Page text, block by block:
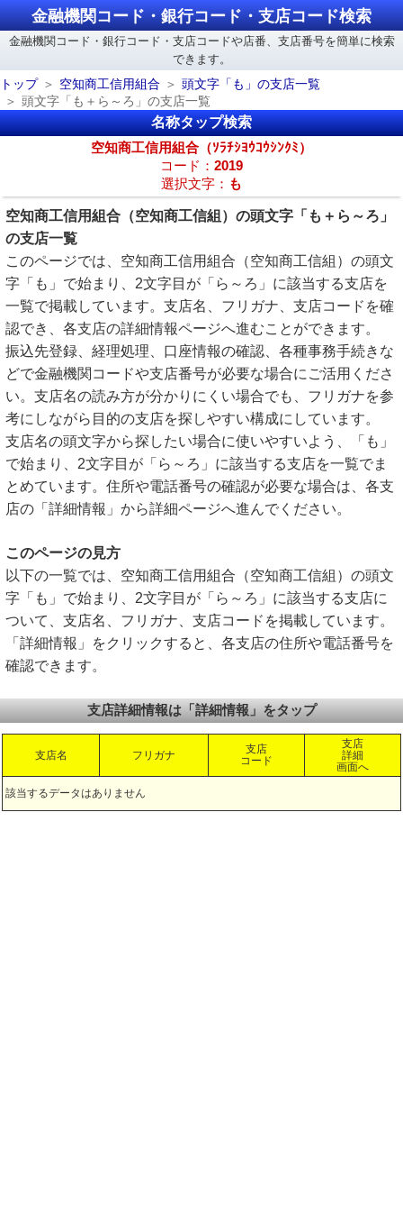
金融機関コード・銀行コード・支店コード検索
金融機関コード・銀行コード・支店コードや店番、支店番号を簡単に検索
できます。
トップ
空知商工信用組合
頭文字「も」の支店一覧
頭文字「も＋ら～ろ」の支店一覧
名称タップ検索
空知商工信用組合（ｿﾗﾁｼﾖｳｺｳｼﾝｸﾐ）
コード： 2019
選択文字： も
空知商工信用組合（空知商工信組）の頭文字「も＋ら～ろ」
の支店一覧
このページでは、空知商工信用組合（空知商工信組）の頭文
字「も」で始まり、2文字目が「ら～ろ」に該当する支店を
一覧で掲載しています。支店名、フリガナ、支店コードを確
認でき、各支店の詳細情報ページへ進むことができます。
振込先登録、経理処理、口座情報の確認、各種事務手続きな
どで金融機関コードや支店番号が必要な場合にご活用くださ
い。支店名の読み方が分かりにくい場合でも、フリガナを参
考にしながら目的の支店を探しやすい構成にしています。
支店名の頭文字から探したい場合に使いやすいよう、「も」
で始まり、2文字目が「ら～ろ」に該当する支店を一覧でま
とめています。住所や電話番号の確認が必要な場合は、各支
店の「詳細情報」から詳細ページへ進んでください。
このページの見方
以下の一覧では、空知商工信用組合（空知商工信組）の頭文
字「も」で始まり、2文字目が「ら～ろ」に該当する支店に
ついて、支店名、フリガナ、支店コードを掲載しています。
「詳細情報」をクリックすると、各支店の住所や電話番号を
確認できます。
支店詳細情報は「詳細情報」をタップ
支店名 フリガナ
支店
コード
支店
詳細
画面へ
該当するデータはありません